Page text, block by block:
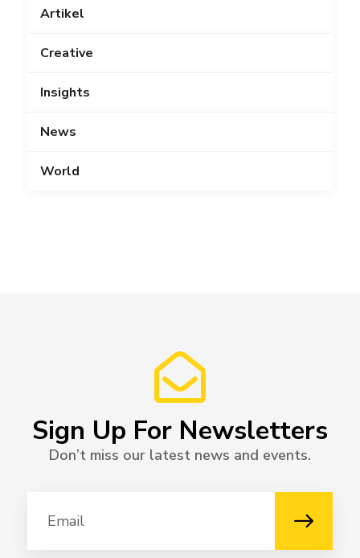
Artikel
Creative
Insights
News
World
Sign Up For Newsletters
Don’t miss our latest news and events.